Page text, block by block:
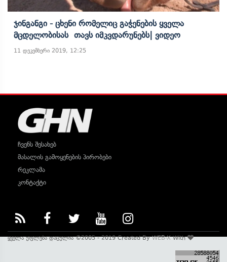
Ჯინგანგი - Ცხენი Რომელიც Გაჭენების Ყველა
Მცდელობისას Თავს Იმკვდარუნებს| Ვიდეო
11 დეკემბერი 2019, 12:25
ჩვენს შესახებ
მასალის გამოყენების პირობები
რეკლამა
კონტაქტი
ყველა უფლება დაცულია ©2005 - 2019 Created ByWEB-XWith